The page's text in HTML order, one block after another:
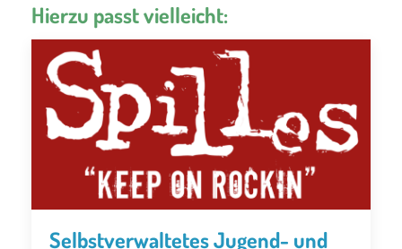
Hierzu passt vielleicht:
Selbstverwaltetes Jugend- und